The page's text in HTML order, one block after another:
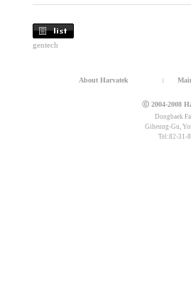
gentech
About Harvatek
ⓒ 2004-2008
Dongbaek
Giheung-Gu,
Tel:82-31-